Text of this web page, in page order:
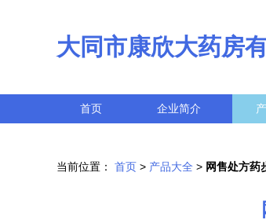
大同市康欣大药房
首页 企业简介
当前位置： 首页 > 产品大全 > 网售处方药